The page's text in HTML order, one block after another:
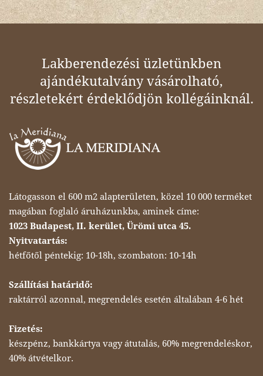
Lakberendezési üzletünkben
ajándékutalvány vásárolható,
részletekért érdeklődjön kollégáinknál.
Látogasson el 600 m2 alapterületen, közel 10 000 terméket
magában foglaló áruházunkba, aminek címe:
1023 Budapest, II. kerület, Ürömi utca 45.
Nyitvatartás:
hétfőtől péntekig: 10-18h, szombaton: 10-14h
Szállítási határidő:
raktárról azonnal, megrendelés esetén általában 4-6 hét
Fizetés:
készpénz, bankkártya vagy átutalás, 60% megrendeléskor,
40% átvételkor.